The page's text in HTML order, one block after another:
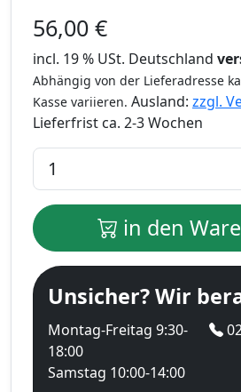
56,00 €
incl. 19 % USt. Deutschland
Abhängig von der Lieferadresse
Kasse variieren. Ausland: zzgl.
Lieferfrist ca. 2-3 Wochen
in den
Unsicher? Wir
Montag-Freitag 9:30-
18:00
Samstag 10:00-14:00